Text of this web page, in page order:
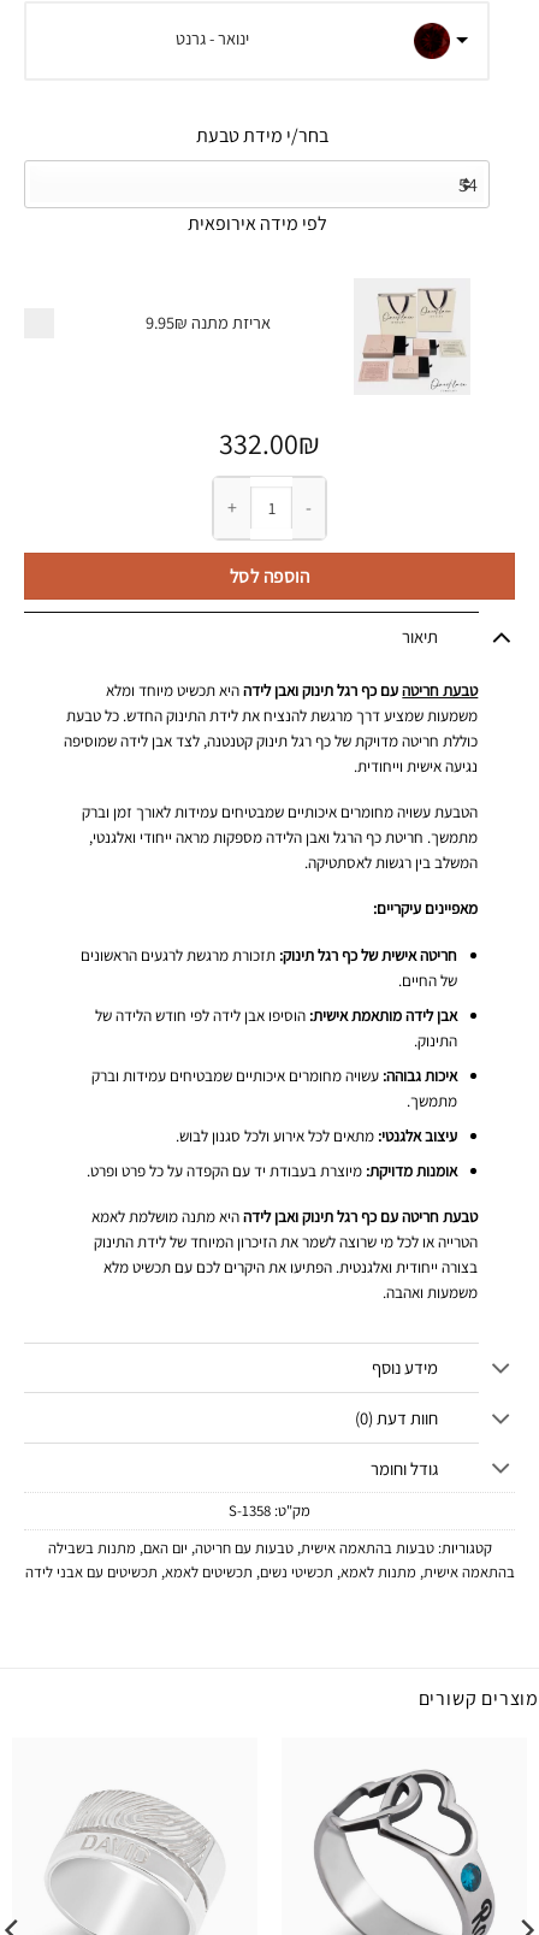
ינואר - גרנט
בחר/י מידת טבעת
לפי מידה אירופאית
אריזת מתנה 9.95₪
332.00₪
כמות של טבעת חריטה עם כף רגל תינוק ואבן לידה
הוספה לסל
תיאור
טבעת חריטהעם כף רגל תינוק ואבן לידההיא תכשיט מיוחד ומלא
משמעות שמציע דרך מרגשת להנציח את לידת התינוק החדש. כל טבעת
כוללת חריטה מדויקת של כף רגל תינוק קטנטנה, לצד אבן לידה שמוסיפה
נגיעה אישית וייחודית.
הטבעת עשויה מחומרים איכותיים שמבטיחים עמידות לאורך זמן וברק
מתמשך. חריטת כף הרגל ואבן הלידה מספקות מראה ייחודי ואלגנטי,
המשלב בין רגשות לאסתטיקה.
מאפיינים עיקריים:
חריטה אישית של כף רגל תינוק: תזכורת מרגשת לרגעים הראשונים
של החיים.
אבן לידה מותאמת אישית: הוסיפו אבן לידה לפי חודש הלידה של
התינוק.
איכות גבוהה: עשויה מחומרים איכותיים שמבטיחים עמידות וברק
מתמשך.
עיצוב אלגנטי: מתאים לכל אירוע ולכל סגנון לבוש.
אומנות מדויקת: מיוצרת בעבודת יד עם הקפדה על כל פרט ופרט.
טבעת חריטה עם כף רגל תינוק ואבן לידההיא מתנה מושלמת לאמא
הטרייה או לכל מי שרוצה לשמר את הזיכרון המיוחד של לידת התינוק
בצורה ייחודית ואלגנטית. הפתיעו את היקרים לכם עם תכשיט מלא
משמעות ואהבה.
מידע נוסף
חוות דעת (0)
גודל וחומר
מק"ט: 1358-S
קטגוריות:טבעות בהתאמה אישית,טבעות עם חריטה, יום האם, מתנות בשבילה
בהתאמה אישית, מתנות לאמא, תכשיטי נשים, תכשיטים לאמא, תכשיטים עם אבני לידה
מוצרים קשורים